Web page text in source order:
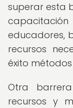
superar esta
educadores,
recursos
éxito
Otra
recursos y